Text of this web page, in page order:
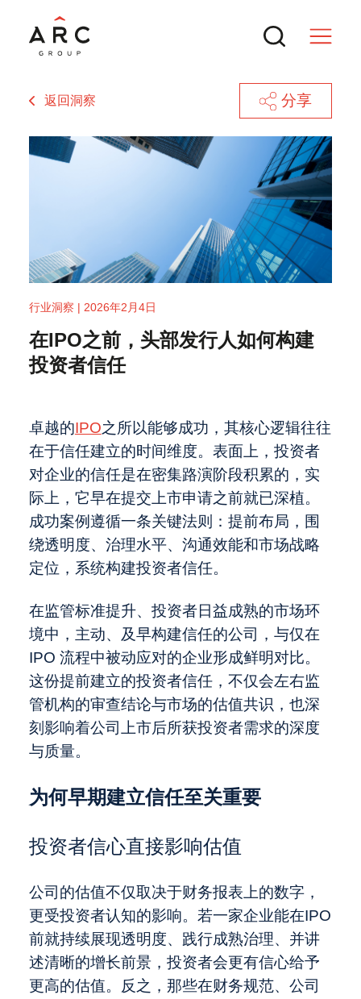
新闻与行业洞察
联系方式
关于我们
Global - English
热门搜索
ARC 集团参与MTT Shipping and
Logistics Bhd.（BURSA: MTTSL）
IPO
成功SPAC交易的核心逻辑
境外上市备案新规全解：中国证监会最
新动态与实操要点
再度斩获国际殊荣！ARC集团获评
先中型市场投资银行”
知
中国大卖场行业的发展与变革
关于麦芽与麦芽制造商的一切：在你打
开冰啤酒之前的故事
中国对外投资新规落地：消费出海并购
进入全生命周期监管时代
2025年资本市场：适应市场变革与上
市新规
2025年，SPAC重振旗鼓
最近访问
者信任
返回洞察 分享
行业洞察 | 2026年2月4日
在IPO之前，头部发行人如何构建
投资者信任
卓越的IPO之所以能够成功，其核心逻辑往往
在于信任建立的时间维度。表面上，投资者
对企业的信任是在密集路演阶段积累的，实
际上，它早在提交上市申请之前就已深植。
成功案例遵循一条关键法则：提前布局，围
绕透明度、治理水平、沟通效能和市场战略
定位，系统构建投资者信任。
在监管标准提升、投资者日益成熟的市场环
境中，主动、及早构建信任的公司，与仅在
IPO 流程中被动应对的企业形成鲜明对比。
这份提前建立的投资者信任，不仅会左右监
管机构的审查结论与市场的估值共识，也深
刻影响着公司上市后所获投资者需求的深度
与质量。
为何早期建立信任至关重要
投资者信心直接影响估值
公司的估值不仅取决于财务报表上的数字，
更受投资者认知的影响。若一家企业能在IPO
前就持续展现透明度、践行成熟治理、并讲
述清晰的增长前景，投资者会更有信心给予
更高的估值。反之，那些在财务规范、公司